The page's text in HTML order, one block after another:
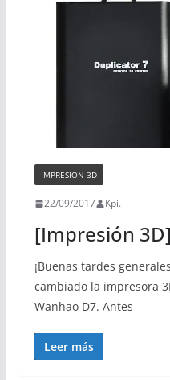
IMPRESION 3D
22/09/2017 Kpi.
[Impresión
¡Buenas tardes
cambiado la impresora
Wanhao D7. Antes
Leer más